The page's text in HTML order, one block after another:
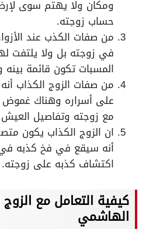
ومكان ولا يهتم سوى
حساب زوجته.
من صفات الكذب عند
في زوجته بل ولا يلتفت
المسبات تكون قائمة
من صفات الزوج الكذاب
على أسراره وهناك غموض
مع زوجته وتفاصيل
ان الزوج الكذاب يكون
أنه سيقع في فخ كذبه في
اكتشاف كذبه على زوجته.
كيفية التعامل مع
الهاشمي